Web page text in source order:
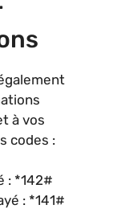
à vos
codes :
: *142#
: *141#